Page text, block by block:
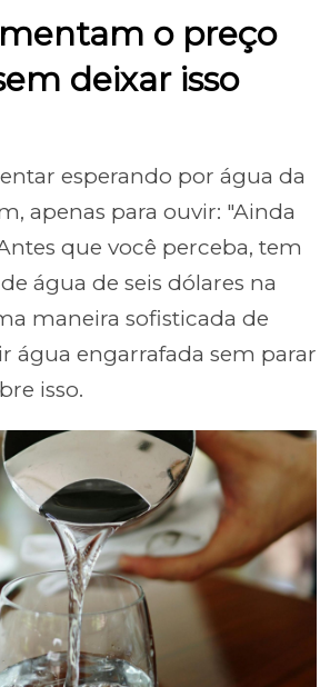
o preço
deixar isso
esperando por água da
apenas para ouvir: "Ainda
que você perceba, tem
água de seis dólares na
maneira sofisticada de
água engarrafada sem parar
isso.